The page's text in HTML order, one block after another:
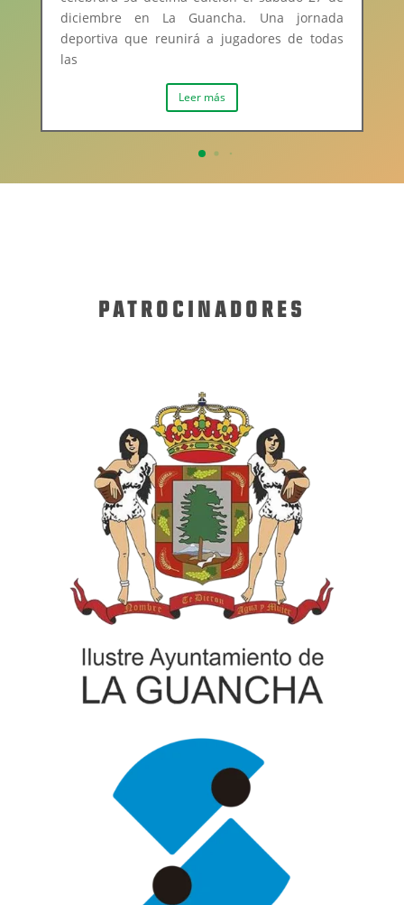
diciembre en La Guancha. Una jornada
deportiva que reunirá a jugadores de todas
las
Leer más
PATROCINADORES